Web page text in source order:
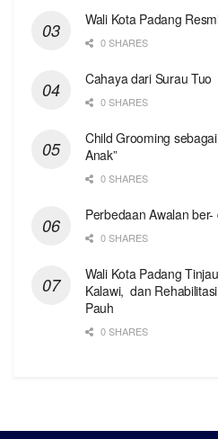
Wali Kota Padang
0 SHARES
Cahaya dari Surau Tuo
0 SHARES
Child Grooming
Anak”
0 SHARES
Perbedaan Awalan ber-
0 SHARES
Wali Kota Padang
Kalawi, dan
Pauh
0 SHARES